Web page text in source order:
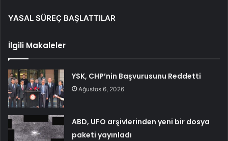
YASAL SÜREÇ BAŞLATTILAR
İlgili Makaleler
YSK, CHP’nin Başvurusunu Reddetti
Ağustos 6, 2026
ABD, UFO arşivlerinden yeni bir dosya
paketi yayınladı